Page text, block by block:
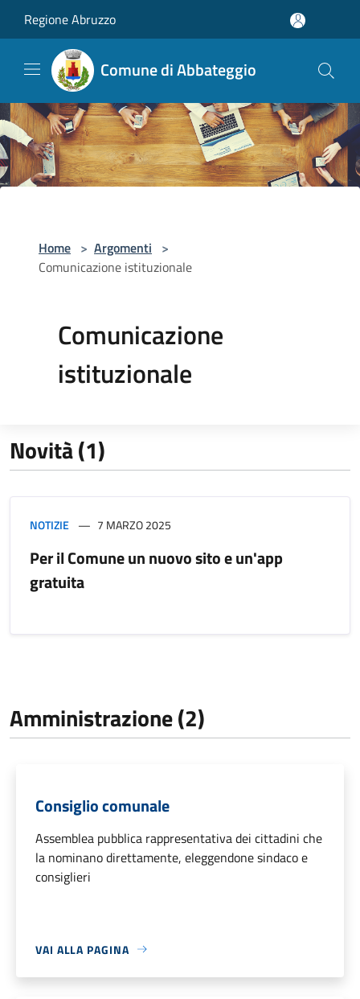
Regione Abruzzo
Comune di Abbateggio
Home > Argomenti >
Comunicazione istituzionale
Comunicazione
istituzionale
Novità (1)
NOTIZIE 7 MARZO 2025
Per il Comune un nuovo sito e un'app
gratuita
Amministrazione (2)
Consiglio comunale
Assemblea pubblica rappresentativa dei cittadini che
la nominano direttamente, eleggendone sindaco e
consiglieri
VAI ALLA PAGINA